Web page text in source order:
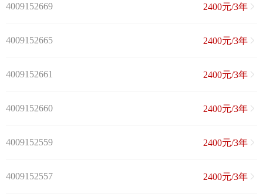
4009152669 2400元/3年
4009152665 2400元/3年
4009152661 2400元/3年
4009152660 2400元/3年
4009152559 2400元/3年
4009152557 2400元/3年